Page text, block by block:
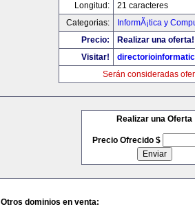
Longitud:
21 caracteres
Categorias:
InformÃ¡tica y
Precio:
Realizar una oferta!
Visitar!
Serán consideradas
Realizar una Oferta
Precio Ofrecido $
Otros dominios en venta: